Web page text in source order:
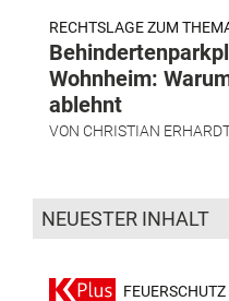
RECHTSLAGE ZUM
Wohnheim:
ablehnt
VON CHRISTIAN
NEUESTER INHALT
FEUERSCHUTZ